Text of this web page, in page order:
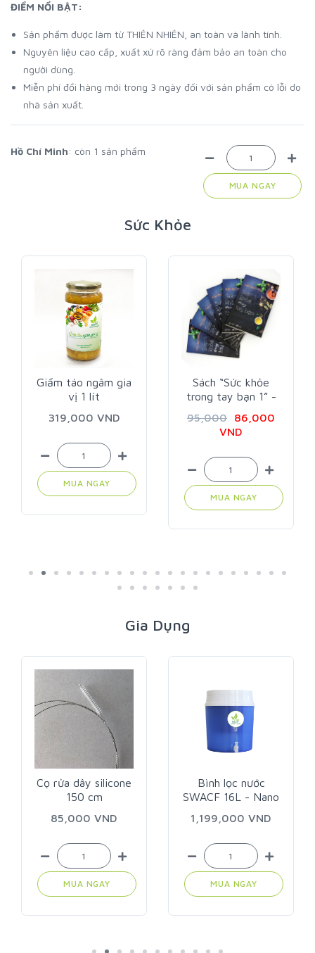
ĐIỂM NỔI BẬT:
Sản phẩm được làm từ THIÊN NHIÊN, an toàn và lành tính.
Nguyên liệu cao cấp, xuất xứ rõ ràng đảm bảo an toàn cho
người dùng.
Miễn phí đổi hàng mới trong 3 ngày đối với sản phẩm có lỗi do
nhà sản xuất.
Hồ Chí Minh: còn 1 sản phẩm
MUA NGAY
Sức Khỏe
táo ngâm gia
VND
MUA NGAY
Sách “Sức khỏe
trong tay bạn 1” -
86,000
MUA NGAY
Gia Dụng
Cọ rửa dây silicone
150 cm
85,000 VND
MUA NGAY
Bình lọc nước
SWACF 16L - Nano
1,199,000 VND
MUA NGAY